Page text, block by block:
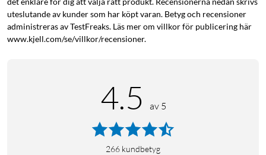
Snabbstartsguide
uteslutande av kunder som har köpt varan. Betyg och recensioner
administreras av TestFreaks. Läs mer om villkor för publicering här
www.kjell.com/se/villkor/recensioner.
4.5 av 5
266 kundbetyg